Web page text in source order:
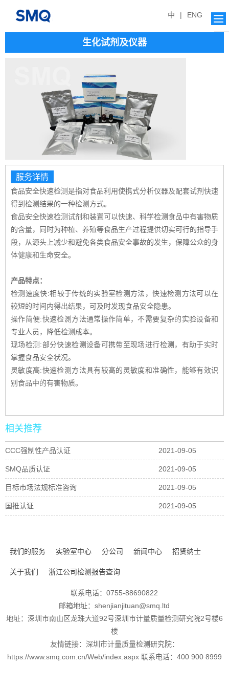
ENG
|
中
生化试剂及仪器
服务详情
食品安全快速检测是指对食品利用使携式分析仪器及配套试剂快速
得到检测结果的一种检测方式。
食品安全快速检测试剂和装置可以快速、科学检测食品中有害物质
的含量，同时为种植、养殖等食品生产过程提供切实可行的指导手
段，从源头上减少和避免各类食品安全事故的发生，保障公众的身
体健康和生命安全。
产品特点：
检测速度快:相较于传统的实验室检测方法，快速检测方法可以在
较短的时间内得出结果，可及时发现食品安全隐患。
操作简便:快速检測方法通常操作简单，不需要复杂的实验设备和
专业人员，降低检测成本。
现场检测:部分快速检测设备可携带至现场进行检测，有助于实时
掌握食品安全状况。
灵敏度高:快速检测方法具有较高的灵敏度和准确性，能够有效识
别食品中的有害物质。
相关推荐
CCC强制性产品认证 2021-09-05
SMQ品质认证 2021-09-05
目标市场法规标准咨询 2021-09-05
国推认证 2021-09-05
我们的服务 实验室中心 分公司 新闻中心 招贤纳士
关于我们 浙江公司检测报告查询
联系电话：0755-88690822
邮箱地址：shenjianjituan@smq.ltd
地址：深圳市南山区龙珠大道92号深圳市计量质量检测研究院2号楼6
楼
友情链接：深圳市计量质量检测研究院：
https://www.smq.com.cn/Web/index.aspx 联系电话：400 900 8999